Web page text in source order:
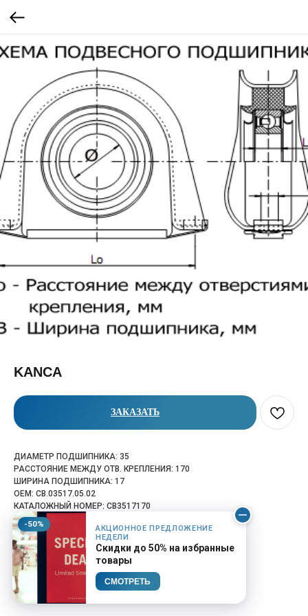
-50%
АКЦИОННОЕ ПРЕДЛОЖЕНИЕ
НЕДЕЛИ
Скидки до 50% на избранные
товары
СМОТРЕТЬ
KANCA
ЗАКАЗАТЬ
ДИАМЕТР ПОДШИПНИКА: 35
РАССТОЯНИЕ МЕЖДУ ОТВ. КРЕПЛЕНИЯ: 170
ШИРИНА ПОДШИПНИКА: 17
OEM: CB.03517.05.02
КАТАЛОЖНЫЙ НОМЕР: CB3517170